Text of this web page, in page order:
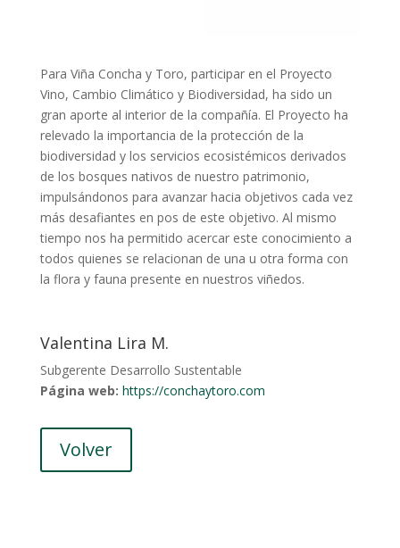
Para Viña Concha y Toro, participar en el Proyecto
Vino, Cambio Climático y Biodiversidad, ha sido un
gran aporte al interior de la compañía. El Proyecto ha
relevado la importancia de la protección de la
biodiversidad y los servicios ecosistémicos derivados
de los bosques nativos de nuestro patrimonio,
impulsándonos para avanzar hacia objetivos cada vez
más desafiantes en pos de este objetivo. Al mismo
tiempo nos ha permitido acercar este conocimiento a
todos quienes se relacionan de una u otra forma con
la flora y fauna presente en nuestros viñedos.
Valentina Lira M.
Subgerente Desarrollo Sustentable
Página web: https://conchaytoro.com
Volver